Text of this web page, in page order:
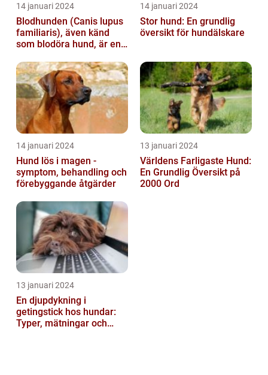
14 januari 2024
Blodhunden (Canis lupus
familiaris), även känd
som blodöra hund, är en
kara...
14 januari 2024
Stor hund: En grundlig
översikt för hundälskare
14 januari 2024
Hund lös i magen -
symptom, behandling och
förebyggande åtgärder
13 januari 2024
Världens Farligaste Hund:
En Grundlig Översikt på
2000 Ord
13 januari 2024
En djupdykning i
getingstick hos hundar:
Typer, mätningar och